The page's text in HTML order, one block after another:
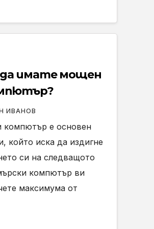
имате мощен
ИВАНОВ
компютър е основен
който иска да издигне
си на следващото
компютър ви
максимума от